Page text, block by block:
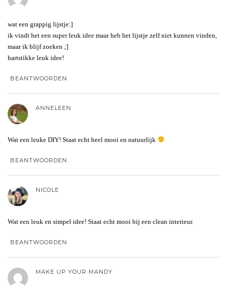
wat een grappig lijstje:]
ik vindt het een super leuk idee maar heb het lijstje zelf niet kunnen vinden,
maar ik blijf zoeken ;]
hartstikke leuk idee!
BEANTWOORDEN
ANNELEEN
Wat een leuke DIY! Staat echt heel mooi en natuurlijk
BEANTWOORDEN
NICOLE
Wat een leuk en simpel idee! Staat echt mooi bij een clean interieur.
BEANTWOORDEN
MAKE UP YOUR MANDY